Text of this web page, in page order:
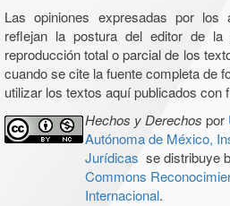
Las opiniones expresadas por los
reflejan la postura del editor de la
reproducción total o parcial de los
cuando se cite la fuente completa de
utilizar los textos aquí publicados con
Hechos y Derechos por
Autónoma de México,
Jurídicas se distribuye
Commons
Internacional.